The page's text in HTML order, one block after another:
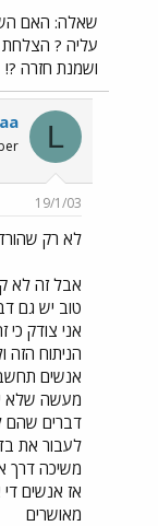
שאלה: האם
עליה ? הצלחת
ושמנת חזרה ?!
L
19/1/03
לא רק
אבל זה לא
טוב יש גם
אני צודק כי
הניתוח
אנשים
מעשה שלא
דברים שהם
לעבור את
משיכה דרך
אז אנשים
מאושרים